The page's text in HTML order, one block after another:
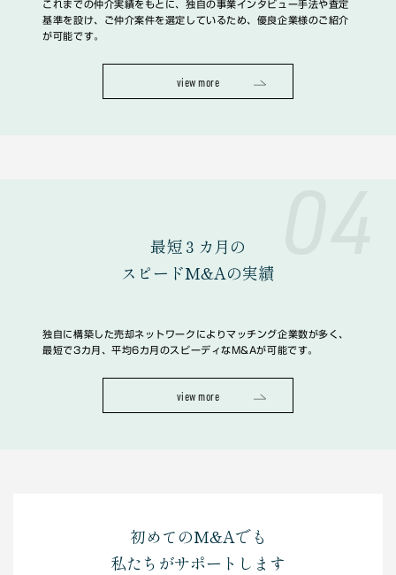
これまでの仲介実績をもとに、独自の事業インタビュー手法や査定
基準を設け、ご仲介案件を選定しているため、優良企業様のご紹介
が可能です。
view more
最短３カ月の
スピードM&Aの実績
独自に構築した売却ネットワークによりマッチング企業数が多く、
最短で3カ月、平均6カ月のスピーディなM&Aが可能です。
view more
初めてのM&Aでも
私たちがサポートします